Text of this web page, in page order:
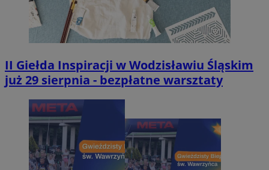
II Giełda Inspiracji w Wodzisławiu Śląskim
już 29 sierpnia - bezpłatne warsztaty